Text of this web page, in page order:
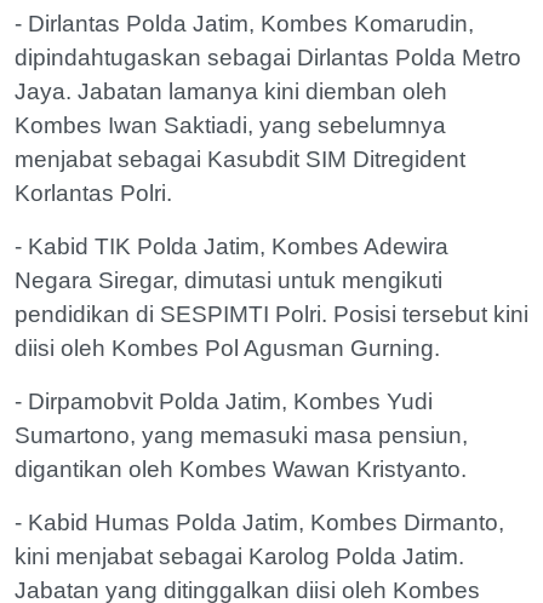
- Dirlantas Polda Jatim, Kombes Komarudin,
dipindahtugaskan sebagai Dirlantas Polda Metro
Jaya. Jabatan lamanya kini diemban oleh
Kombes Iwan Saktiadi, yang sebelumnya
menjabat sebagai Kasubdit SIM Ditregident
Korlantas Polri.
- Kabid TIK Polda Jatim, Kombes Adewira
Negara Siregar, dimutasi untuk mengikuti
pendidikan di SESPIMTI Polri. Posisi tersebut kini
diisi oleh Kombes Pol Agusman Gurning.
- Dirpamobvit Polda Jatim, Kombes Yudi
Sumartono, yang memasuki masa pensiun,
digantikan oleh Kombes Wawan Kristyanto.
- Kabid Humas Polda Jatim, Kombes Dirmanto,
kini menjabat sebagai Karolog Polda Jatim.
Jabatan yang ditinggalkan diisi oleh Kombes